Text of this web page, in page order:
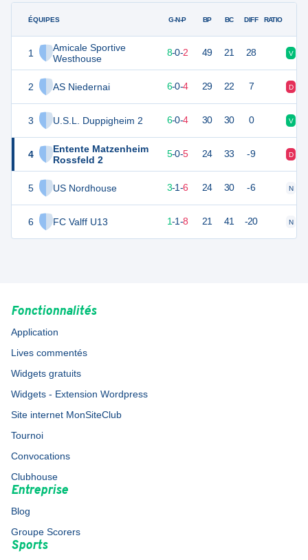
ÉQUIPES
1
Amicale Sportive
Westhouse
2 AS Niedernai
3 U.S.L. Duppigheim 2
4
Entente Matzenheim
Rossfeld 2
5 US Nordhouse
6 FC Valff U13
G-N-P BP BC DIFF RATIO
24 8-0-2 49 21 28 V
6-0-4 29 22 7 D
18 6-0-4 30 30 0 V
15 10 5-0-5 24 33 -9 D
3-1-6 24 30 -6 N
1-1-8 21 41 -20 N
Fonctionnalités
Application
Lives commentés
Widgets gratuits
Widgets - Extension Wordpress
Site internet MonSiteClub
Tournoi
Convocations
Clubhouse
Entreprise
Blog
Groupe Scorers
Sports